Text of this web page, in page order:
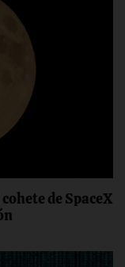
de SpaceX